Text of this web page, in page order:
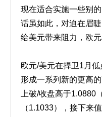
现在适合实施一些别的
话虽如此，对迫在眉
给美元带来阻力，欧
欧元/美元在捍卫1月
形成一系列新的更高
上破/收盘高于
（1.1033），接下来